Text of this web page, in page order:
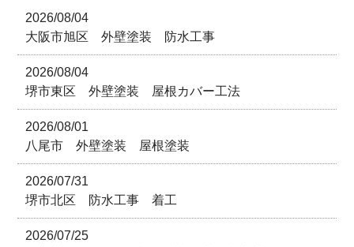
2026/08/04
大阪市旭区 外壁塗装 防水工事
2026/08/04
堺市東区 外壁塗装 屋根カバー工法
2026/08/01
八尾市 外壁塗装 屋根塗装
2026/07/31
堺市北区 防水工事 着工
2026/07/25